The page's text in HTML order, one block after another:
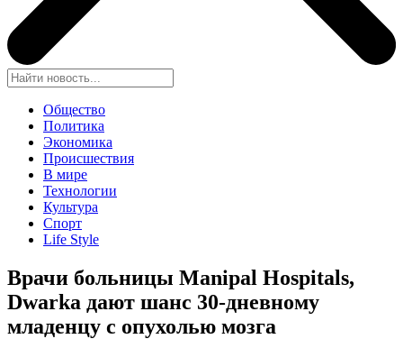
Общество
Политика
Экономика
Происшествия
В мире
Технологии
Культура
Спорт
Life Style
Врачи больницы Manipal Hospitals,
Dwarka дают шанс 30-дневному
младенцу с опухолью мозга